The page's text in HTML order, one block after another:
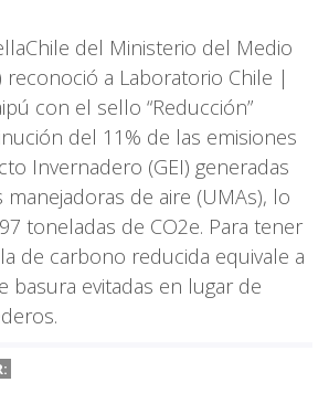
del Ministerio del Medio
reconoció a Laboratorio Chile |
con el sello “Reducción”
del 11% de las emisiones
Invernadero (GEI) generadas
de aire (UMAs), lo
toneladas de CO2e. Para tener
de carbono reducida equivale a
basura evitadas en lugar de